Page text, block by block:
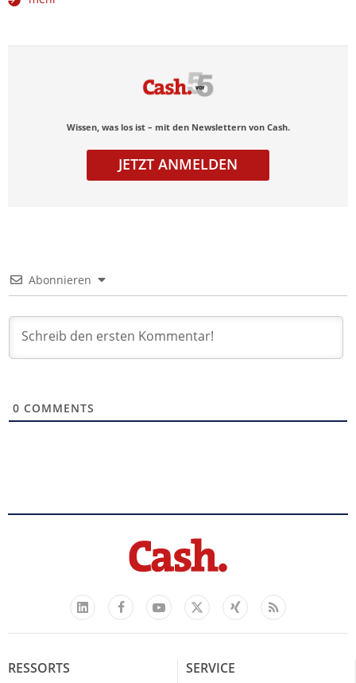
Wissen, was los ist – mit den Newslettern von Cash.
JETZT ANMELDEN
Abonnieren
0 COMMENTS
LinkedIn
FacebookYouTube
X
Xing Feed
RESSORTS SERVICE